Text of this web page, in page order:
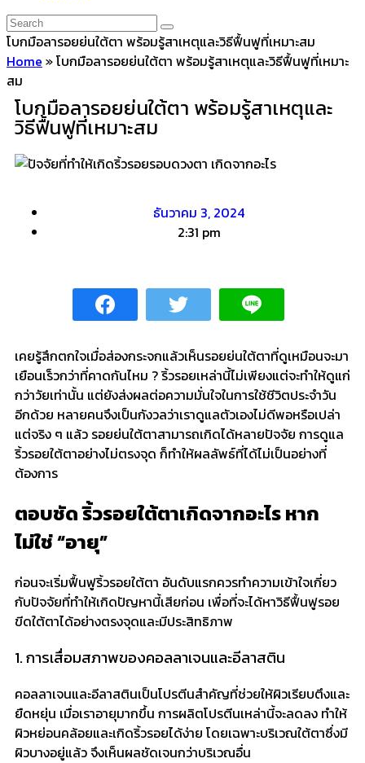
โบกมือลารอยย่นใต้ตา พร้อมรู้สาเหตุและวิธีฟื้นฟูที่เหมาะสม
Home »โบกมือลารอยย่นใต้ตา พร้อมรู้สาเหตุและวิธีฟื้นฟูที่เหมาะ
สม
โบกมือลารอยย่นใต้ตา พร้อมรู้สาเหตุและ
วิธีฟื้นฟูที่เหมาะสม
ธันวาคม 3, 2024
2:31 pm
เคยรู้สึกตกใจเมื่อส่องกระจกแล้วเห็นรอยย่นใต้ตาที่ดูเหมือนจะมา
เยือนเร็วกว่าที่คาดกันไหม ? ริ้วรอยเหล่านี้ไม่เพียงแต่จะทำให้ดูแก่
กว่าวัยเท่านั้น แต่ยังส่งผลต่อความมั่นใจในการใช้ชีวิตประจำวัน
อีกด้วย หลายคนจึงเป็นกังวลว่าเราดูแลตัวเองไม่ดีพอหรือเปล่า
แต่จริง ๆ แล้ว รอยย่นใต้ตาสามารถเกิดได้หลายปัจจัย การดูแล
ริ้วรอยใต้ตาอย่างไม่ตรงจุด ก็ทำให้ผลลัพธ์ที่ได้ไม่เป็นอย่างที่
ต้องการ
ตอบชัดริ้วรอยใต้ตาเกิดจากอะไรหาก
ไม่ใช่ “อายุ”
ก่อนจะเริ่มฟื้นฟูริ้วรอยใต้ตา อันดับแรกควรทำความเข้าใจเกี่ยว
กับปัจจัยที่ทำให้เกิดปัญหานี้เสียก่อน เพื่อที่จะได้หาวิธีฟื้นฟูรอย
ขีดใต้ตาได้อย่างตรงจุดและมีประสิทธิภาพ
1. การเสื่อมสภาพของคอลลาเจนและอีลาสติน
คอลลาเจนและอีลาสตินเป็นโปรตีนสำคัญที่ช่วยให้ผิวเรียบตึงและ
ยืดหยุ่น เมื่อเราอายุมากขึ้น การผลิตโปรตีนเหล่านี้จะลดลง ทำให้
ผิวหย่อนคล้อยและเกิดริ้วรอยได้ง่าย โดยเฉพาะบริเวณใต้ตาซึ่งมี
ผิวบางอยู่แล้ว จึงเห็นผลชัดเจนกว่าบริเวณอื่น